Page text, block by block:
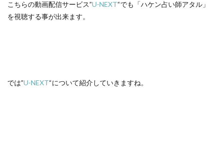
こちらの動画配信サービス”U-NEXT“でも「ハケン占い師アタル」
を視聴する事が出来ます。
では”U-NEXT“について紹介していきますね。